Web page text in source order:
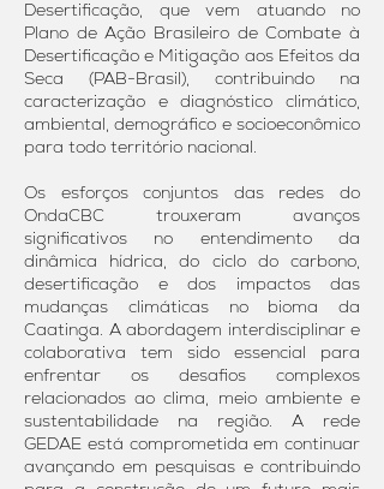
Desertificação, que vem atuando no
Plano de Ação Brasileiro de Combate à
Desertificação e Mitigação aos Efeitos da
Seca (PAB-Brasil), contribuindo na
caracterização e diagnóstico climático,
ambiental, demográfico e socioeconômico
para todo território nacional.
Os esforços conjuntos das redes do
OndaCBC trouxeram avanços
significativos no entendimento da
dinâmica hídrica, do ciclo do carbono,
desertificação e dos impactos das
mudanças climáticas no bioma da
Caatinga. A abordagem interdisciplinar e
colaborativa tem sido essencial para
enfrentar os desafios complexos
relacionados ao clima, meio ambiente e
sustentabilidade na região. A rede
GEDAE está comprometida em continuar
avançando em pesquisas e contribuindo